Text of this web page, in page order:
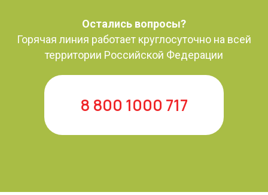
Остались вопросы?
Горячая линия работает круглосуточно на всей
территории Российской Федерации
8 800 1000 717